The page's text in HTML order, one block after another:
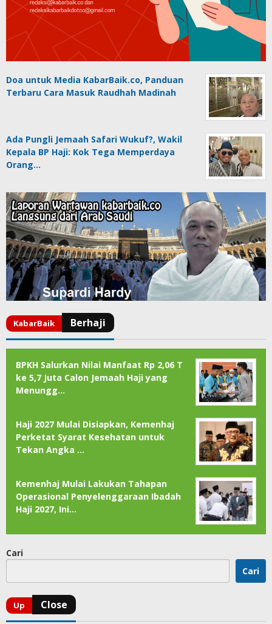
Doa untuk Media KabarBaik.co, Panduan
Terbaru Cara Masuk Raudhah Madinah
Ada Pungli Jemaah Safari Wukuf?, Wakil
Kepala BP Haji: Kok Tega Memperdaya
Orang…
BPKH Salurkan Nilai Manfaat Rp 2,06 T
ke 5,7 Juta Calon Jemaah Haji yang
Menungg…
Haji 2027 Mulai Disiapkan, Kemenhaj
Perketat Syarat Kesehatan untuk
Tekan Angka …
Kemenhaj Mulai Lakukan Tahapan
Operasional Penyelenggaraan Ibadah
Haji 2027, Ini…
Cari
Cari